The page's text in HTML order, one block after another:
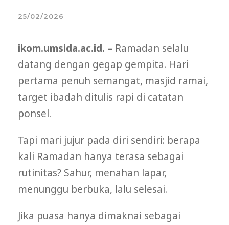
25/02/2026
ikom.umsida.ac.id. – Ramadan selalu
datang dengan gegap gempita. Hari
pertama penuh semangat, masjid ramai,
target ibadah ditulis rapi di catatan
ponsel.
Tapi mari jujur pada diri sendiri: berapa
kali Ramadan hanya terasa sebagai
rutinitas? Sahur, menahan lapar,
menunggu berbuka, lalu selesai.
Jika puasa hanya dimaknai sebagai